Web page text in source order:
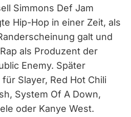
Simmons Def Jam
Hip-Hop in einer Zeit, als
galt und
als Produzent der
Enemy. Später
Slayer, Red Hot Chili
System Of A Down,
oder Kanye West.